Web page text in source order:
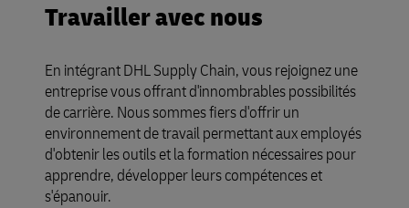
Travailler avec nous
En intégrant DHL Supply Chain, vous rejoignez une
entreprise vous offrant d'innombrables possibilités
de carrière. Nous sommes fiers d'offrir un
environnement de travail permettant aux employés
d'obtenir les outils et la formation nécessaires pour
apprendre, développer leurs compétences et
s'épanouir.